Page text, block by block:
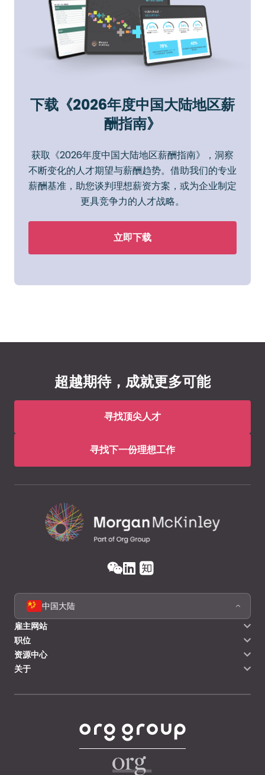
下载《2026年度中国大陆地区薪
酬指南》
获取《2026年度中国大陆地区薪酬指南》，洞察
不断变化的人才期望与薪酬趋势。借助我们的专业
薪酬基准，助您谈判理想薪资方案，或为企业制定
更具竞争力的人才战略。
立即下载
超越期待，成就更多可能
寻找顶尖人才
寻找下一份理想工作
中国大陆
雇主网站
职位
资源中心
关于